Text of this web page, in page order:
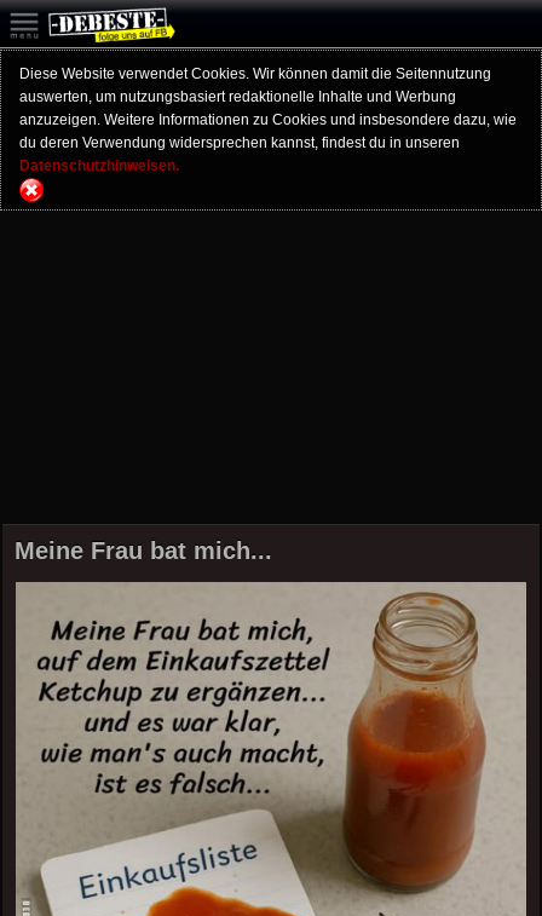
Diese Website verwendet Cookies. Wir können damit die Seitennutzung
auswerten, um nutzungsbasiert redaktionelle Inhalte und Werbung
anzuzeigen. Weitere Informationen zu Cookies und insbesondere dazu, wie
du deren Verwendung widersprechen kannst, findest du in unseren
Datenschutzhinweisen.
Meine Frau bat mich...